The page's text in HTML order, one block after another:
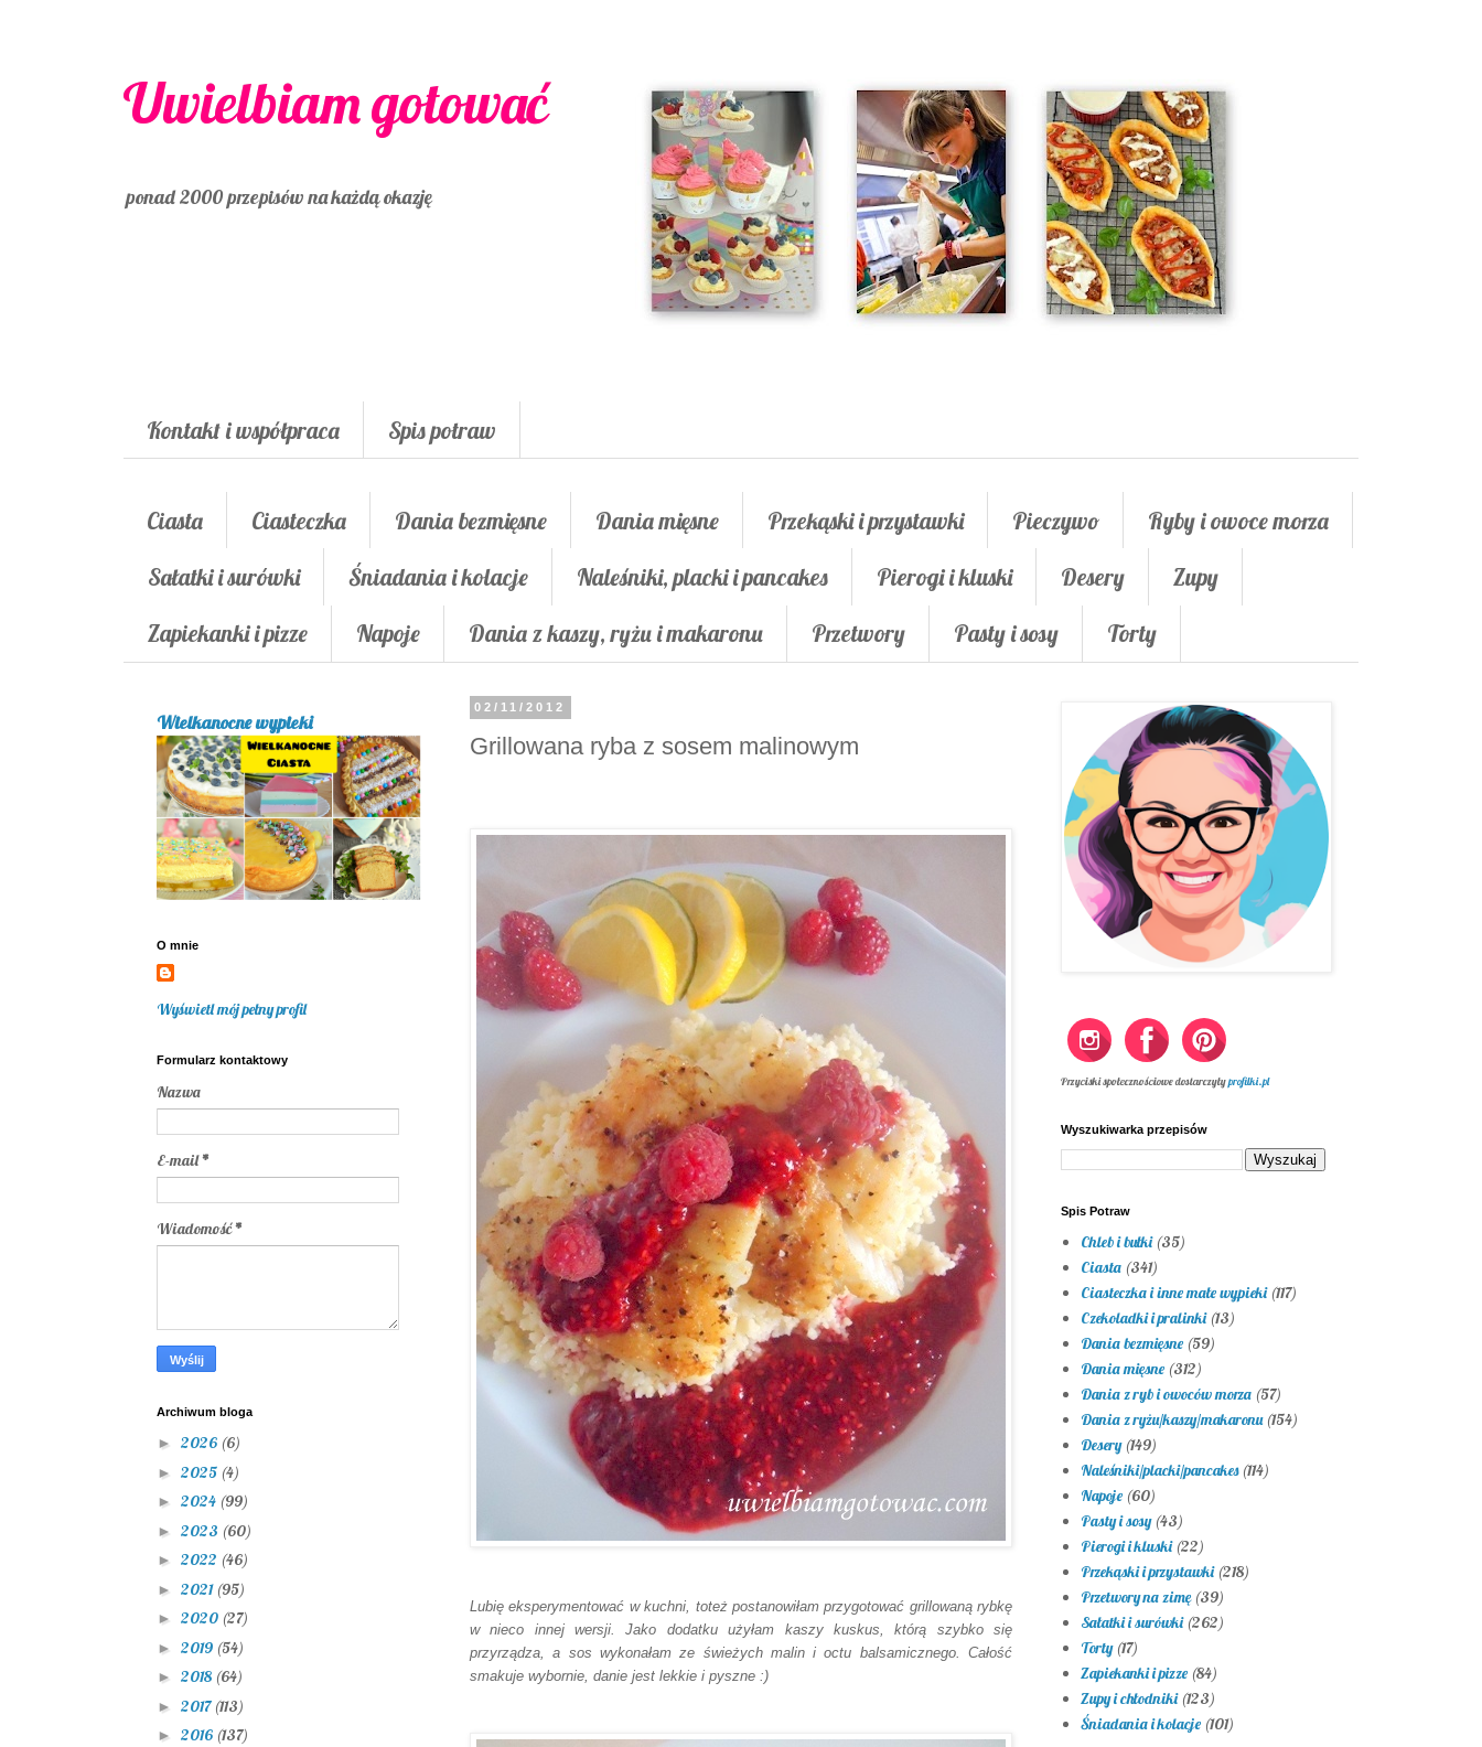
Uwielbiam gotować
ponad 2000 przepisów na każdą okazję
Kontakt i współpraca Spis potraw
Ciasta Ciasteczka Dania bezmięsne Dania mięsne Przekąski i przystawki Pieczywo
Ryby i owoce morza
Sałatki i surówki
Śniadania i kolacje Naleśniki, placki i pancakes Pierogi i kluski Desery
Zupy
Zapiekanki i pizze
Napoje Dania z kaszy, ryżu i makaronu Przetwory Pasty i sosy Torty
02/11/2012
Grillowana ryba z sosem malinowym
Lubię eksperymentować w kuchni, toteż postanowiłam przygotować grillowaną rybkę
w nieco innej wersji. Jako dodatku użyłam kaszy kuskus, którą szybko się
przyrządza, a sos wykonałam ze świeżych malin i octu balsamicznego. Całość
smakuje wybornie, danie jest lekkie i pyszne :)
Wielkanocne wypieki
O mnie
Wyświetl mój pełny profil
Formularz kontaktowy
Nazwa
E-mail*
Wiadomość*
Archiwum bloga
► 2026 (6)
► 2025 (4)
► 2024 (99)
► 2023 (60)
► 2022 (46)
► 2021 (95)
► 2020 (27)
► 2019 (54)
► 2018 (64)
► 2017(113)
► 2016 (137)
Przyciski społecznościowe dostarczyłyprofilki.pl
Wyszukiwarka przepisów
Spis Potraw
Chleb i bułki (35)
Ciasta (341)
Ciasteczka i inne małe wypieki (117)
Czekoladki i pralinki (13)
Dania bezmięsne (59)
Dania mięsne (312)
Dania z ryb i owoców morza (57)
Dania z ryżu/kaszy/makaronu (154)
Desery (149)
Naleśniki/placki/pancakes (114)
Napoje (60)
Pasty i sosy (43)
Pierogi i kluski (22)
Przekąski i przystawki (218)
Przetwory na zimę (39)
Sałatki i surówki (262)
Torty (17)
Zapiekanki i pizze (84)
Zupy i chłodniki (123)
Śniadania i kolacje (101)